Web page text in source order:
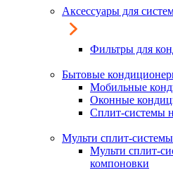
Аксессуары для
Фильтры для
Бытовые
Мобильные
Оконные
Сплит-системы
Мульти сплит-системы
Мульти сплит-
компоновки